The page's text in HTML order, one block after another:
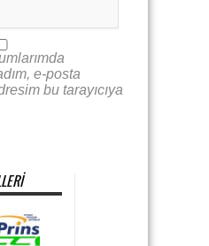
e-posta
bu tarayıcıya